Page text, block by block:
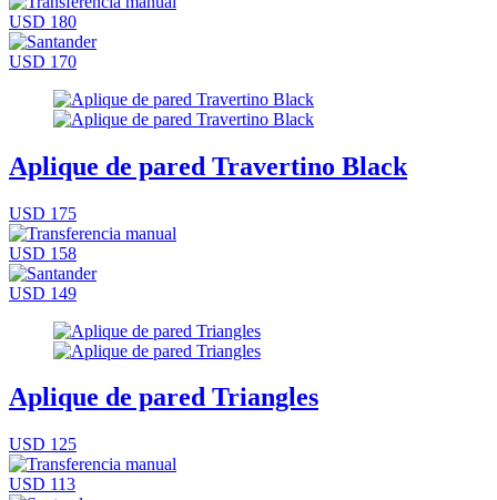
USD 180
USD 170
Aplique de pared Travertino Black
USD 175
USD 158
USD 149
Aplique de pared Triangles
USD 125
USD 113